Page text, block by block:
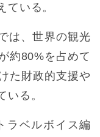
ている。
は、世界の観光
約80%を占めて
た財政的支援や
いる。
ラベルボイス編